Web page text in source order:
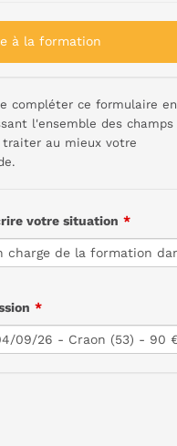
à la formation
compléter ce formulaire en
l'ensemble des champs
au mieux votre
votre situation